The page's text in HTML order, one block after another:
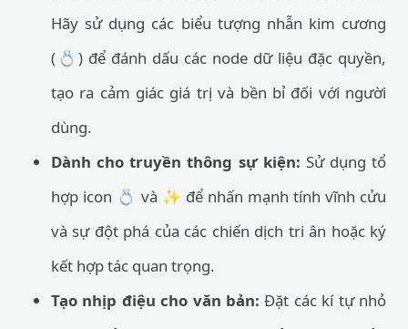
Hãy sử dụng các biểu tượng nhẫn kim cương
(💍) để đánh dấu các node dữ liệu đặc quyền,
tạo ra cảm giác giá trị và bền bỉ đối với người
dùng.
Dành cho truyền thông sự kiện: Sử dụng tổ
hợp icon 💍 và ✨ để nhấn mạnh tính vĩnh cửu
và sự đột phá của các chiến dịch tri ân hoặc ký
kết hợp tác quan trọng.
Tạo nhịp điệu cho văn bản: Đặt các kí tự nhỏ